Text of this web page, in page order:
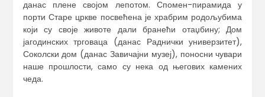
данас плене својом лепотом. Спомен-пирамида у
порти Старе цркве посвећена је храбрим родољубима
који су своје животе дали бранећи отаџбину; Дом
јагодинских трговаца (данас Раднички универзитет),
Соколски дом (данас Завичајни музеј), поносни чувари
наше прошлости, само су нека од његових камених
чеда.